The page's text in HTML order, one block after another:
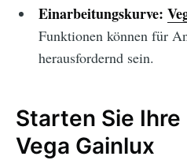
Einarbeitungskurve:
Funktionen können für
herausfordernd sein.
Starten Sie Ihre
Vega Gainlux